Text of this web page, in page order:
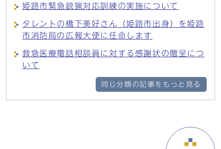
姫路市緊急銃猟対応訓練の実施について
タレントの橋下美好さん（姫路市出身）を姫路
市消防局の広報大使に任命します
救急医療電話相談員に対する感謝状の贈呈につ
いて
同じ分類の記事をもっと見る